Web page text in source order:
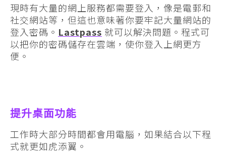
現時有大量的網上服務都需要登入，像是電郵和
社交網站等，但這也意味著你要牢記大量網站的
登入密碼。 Lastpass 就可以解決問題。程式可
以把你的密碼儲存在雲端，使你登入上網更方
便。
提升桌面功能
工作時大部分時間都會用電腦，如果結合以下程
式就更如虎添翼。